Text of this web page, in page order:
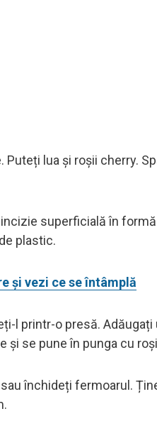
lua și roșii cherry.
superficială în
plastic.
și vezi ce se întâmplă
l printr-o presă.
și se pune în punga cu
închideți fermoarul.